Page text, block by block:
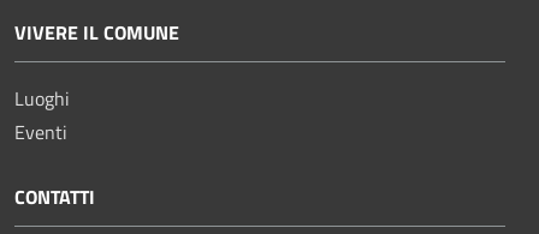
VIVERE IL COMUNE
Luoghi
Eventi
CONTATTI